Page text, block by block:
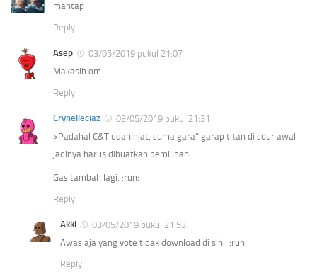
mantap
Reply
Asep
03/05/2019 pukul 21:07
Makasih om
Reply
Crynelleciaz
03/05/2019 pukul 21:31
>Padahal C&T udah niat, cuma gara” garap titan di cour awal
jadinya harus dibuatkan pemilihan ….
Gas tambah lagi. :run:
Reply
Akki
03/05/2019 pukul 21:53
Awas aja yang vote tidak download di sini. :run:
Reply